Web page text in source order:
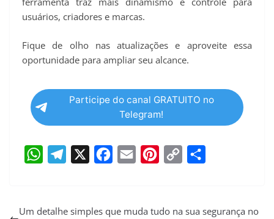
usuários, criadores e marcas.
Fique de olho nas atualizações e aproveite essa
oportunidade para ampliar seu alcance.
Participe do canal GRATUITO no
Telegram!
a
l
c
a
n
p
a
Um detalhe simples que muda tudo na sua segurança no